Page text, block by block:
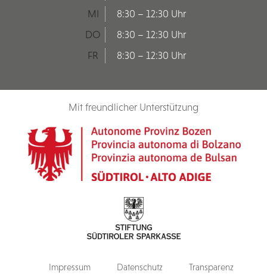
MI
8:30 – 12:30 Uhr
DO
8:30 – 12:30 Uhr
FR
8:30 – 12:30 Uhr
Mit freundlicher Unterstützung
Impressum Datenschutz Transparenz